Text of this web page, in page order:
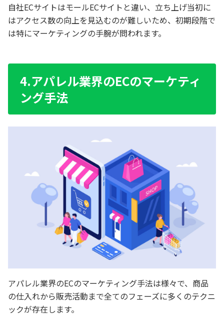
自社ECサイトはモールECサイトと違い、立ち上げ当初に
はアクセス数の向上を見込むのが難しいため、初期段階で
は特にマーケティングの手腕が問われます。
4.アパレル業界のECのマーケティ
ング手法
アパレル業界のECのマーケティング手法は様々で、商品
の仕入れから販売活動まで全てのフェーズに多くのテクニ
ックが存在します。